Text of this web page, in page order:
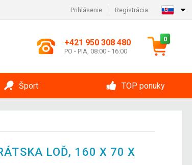
Prihlásenie Registrácia
+421 950 308 480
PO - PIA, 08:00 - 16:00
0
Šport TOP ponuky
LOĎ, 160 X 70 X